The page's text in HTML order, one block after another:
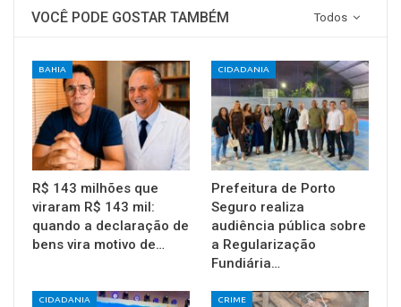
Todos
VOCÊ PODE GOSTAR TAMBÉM
BAHIA
R$ 143 milhões que
viraram R$ 143 mil:
quando a declaração de
bens vira motivo de…
CIDADANIA
Prefeitura de Porto
Seguro realiza
audiência pública sobre
a Regularização
Fundiária…
CIDADANIA CRIME